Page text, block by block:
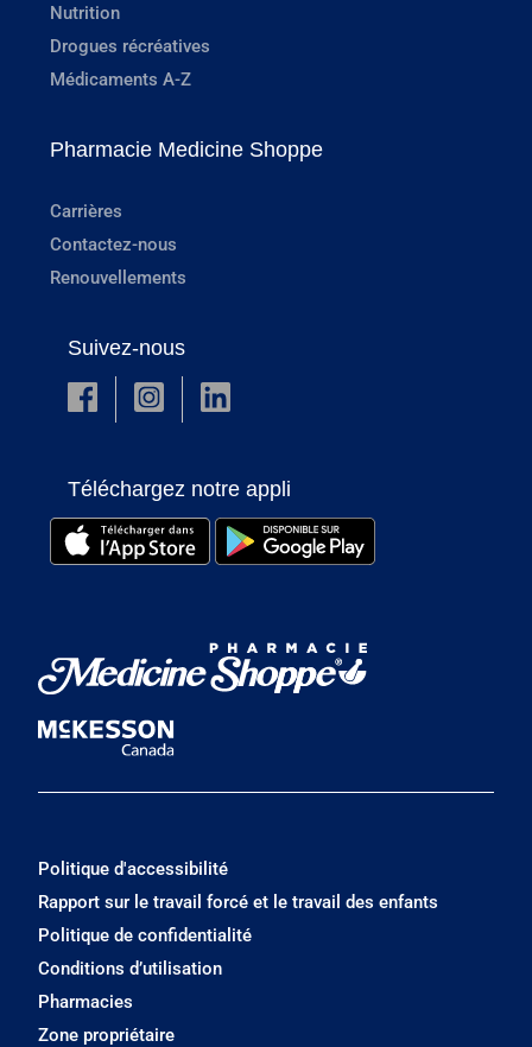
Nutrition
Drogues récréatives
Médicaments A-Z
Pharmacie Medicine Shoppe
Carrières
Contactez-nous
Renouvellements
Suivez-nous
Téléchargez notre appli
Politique d'accessibilité
Rapport sur le travail forcé et le travail des enfants
Politique de confidentialité
Conditions d’utilisation
Pharmacies
Zone propriétaire